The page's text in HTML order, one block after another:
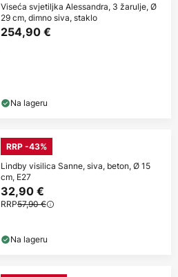
Viseća svjetiljka Alessandra, 3 žarulje, Ø
29 cm, dimno siva, staklo
254,90 €
Na lageru
RRP -43%
Lindby visilica Sanne, siva, beton, Ø 15
cm, E27
32,90 €
RRP57,90 €
Na lageru